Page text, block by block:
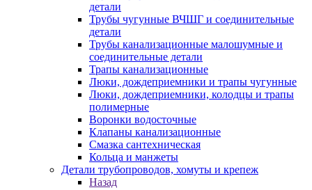
детали
Трубы чугунные ВЧШГ и соединительные
детали
Трубы канализационные малошумные и
соединительные детали
Трапы канализационные
Люки, дождеприемники и трапы чугунные
Люки, дождеприемники, колодцы и трапы
полимерные
Воронки водосточные
Клапаны канализационные
Смазка сантехническая
Кольца и манжеты
Детали трубопроводов, хомуты и крепеж
Назад